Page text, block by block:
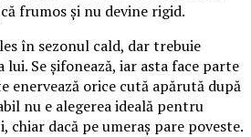
frumos și nu devine rigid.
în sezonul cald, dar trebuie
Se șifonează, iar asta face parte
enervează orice cută apărută după
nu e alegerea ideală pentru
chiar dacă pe umeraș pare poveste.